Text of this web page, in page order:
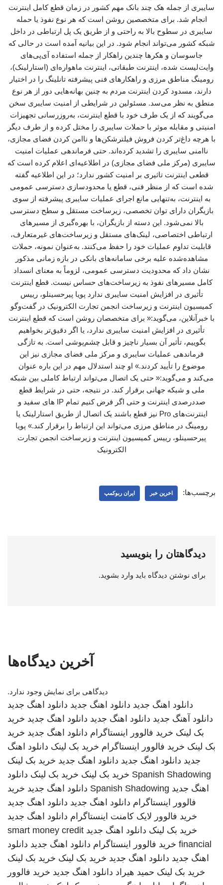
سایبری از جمله هک چند بانک مهم کشور در زمان قطع کامل اینترنت
انجام شد. برای متخصصین روشن است که هر نوع نفوذ یا حمله‌
سایبری در سطوح بالا به راحتی و از طریق یک پل ارتباطی در داخل
شبکه کشور می‌تواند انجام شود. در این بیانیه‌ آمده است در حالی که
جاسوسان و هکرها چندین راهکار از جمله استفاده آی‌پی‌های
وایت‌لیست شده، اینترنت طبقاتی، اینترنت ماهواره‌ای (استارلینک)،
رومینگ مناطق مرزی و راهکارهای فنی پیشرفته تانلینگ را در اختیار
دارند، مسدود کردن اینترنت مردم به چنین بهانه‌هایی دور از هر نوع
منطق به نظر می‌سد. مسئولین در شرایطی از امنیت سایبری سخن
می‌گویند که از یک طرف خود با قطع اینترنت، به‌روزرسانی تجهیزات
امنیتی و مقابله موثر با حملات سایبری را مختل کرده و از طرف دیگر
با هرچه داغ‌تر کردن فروش فیلترشکن‌ها و ناامن کردن فضای مجازی،
ناامنی سایبری را تشدید کرده‌اند. حتی فرماندهی عملیات امنیت
سایبری (مرکز ملی فضای مجازی) در اطلاعیه‌ای اعلام کرده است که
قطعی اینترنت تاثیری بر امنیت کشور ندارد؛ در این اطلاعیه گفته
شده است که از منظر فنی، قطع یا محدودسازی دسترسی عمومی
به اینترنت، به‌تنهایی مانع اجرای عملیات سایبری پیشرفته از سوی
بازیگران دارای توان تخصصی، زیرساخت مستقل و سطح دسترسی
بالا نمی‌شود. این دسته از بازیگران، با بهره‌گیری از مسیرهای
ارتباطی اختصاصی، لینک‌های مستقل و زیرساخت‌های غیرمتعارف،
قابلیت تداوم عملیات خود را حفظ می‌کنند. به‌عنوان نمونه، حملات
مشاهده‌شده علیه برخی سامانه‌های بانکی در بازه زمانی مذکور
نشان داد که محدودیت دسترسی عمومی، لزوماً به معنای انسداد
کامل مسیرهای نفوذ به زیرساخت‌های حساس نیست. قطع اینترنت
تأثیری در افزایش امنیت سایبری ندارد پویا پیرحسینلو، رییس
کمیسیون اینترنت و زیرساخت انجمن تجارت الکترونیک در گفت‌وگو
با خبرآنلاین، می‌گوید:« برای متخصصان روشن است که قطع اینترنت
تأثیری در افزایش امنیت سایبری ندارد، یا اگر دقیق‌تر بخواهیم
بگوییم، تأثیر آن بسیار ناچیز و قابل چشم‌پوشی است. به تازگی
فرماندهی عملیات سایبری و مرکز ملی فضای مجازی نیز این
موضوع را تأیید کردند.» او چند استدلال مهم در این باره عنوان
می‌کند و می‌گوید:« حتی یک اتصال می‌تواند ارتباط کاملی بین شبکه
ملی و شبکه جهانی برقرار کند. در نتیجه، حتی در شرایط قطع
صددرصدی اینترنت و حتی اگر فرض کنیم تمام IP های سفید و
اینترنت‌های Pro نیز قطع باشند یک اتصال از طریق استارلینک یا
رومینگ در مناطق مرزی می‌تواند این ارتباط را برقرار کند.» پویا
پیرحسینلو، رییس کمیسیون اینترنت و زیرساخت انجمن تجارت
الکترونیک
برچسب‌ها: اخرین خبر ایران ربوکمپ
دیدگاهتان را بنویسید
برای نوشتن دیدگاه باید وارد بشوید.
آخرین دیدگاه‌ها
دیدگاهی برای نمایش وجود ندارد.
دانلود اهنگ جدید دانلود اهنگ جدید دانلود اهنگ جدید
دانلود آهنگ جدید دانلود اهنگ جدید دانلود اهنگ جدید خرید
بک لینک خرید فالوور اینستاگرام دانلود اهنگ جدید خرید
بک لینک خرید فالوور اینستاگرام خرید بک لینک دانلود اهنگ
جدید دانلود اهنگ جدید دانلود اهنگ جدید خرید بک لینک
Spanish Shadowing خرید بک لینک خرید بک لینک دانلود
اهنگ جدید Spanish Shadowing دانلود اهنگ جدید خرید
فالوور اینستاگرام دانلود اهنگ جدید دانلود اهنگ جدید
خرید فالوور لایک کامنت اینستاگرام دانلود اهنگ جدید
خرید بک لینک دانلود اهنگ جدید smart money credit
financial خرید فالوور اینستاگرام دانلود اهنگ جدید دانلود
اهنگ جدید دانلود اهنگ جدید خرید بک لینک خرید بک لینک
خرید بک لینک حمید هیراد دانلود اهنگ جدید خرید فالوور